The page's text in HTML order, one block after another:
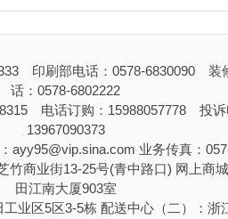
印刷部电话：0578-6830090 装
话：0578-6802222
电话订购：15988057778 投
13967090373
ayy95@vip.sina.com 业务传真：
竹商业街13-25号(青中路口) 网上商
田江南大厦903室
业区5区3-5栋 配送中心（二）：浙